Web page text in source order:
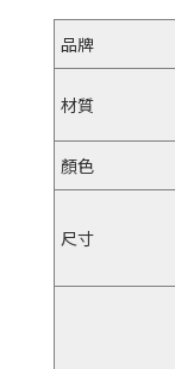
品牌
材質
顏色
尺寸